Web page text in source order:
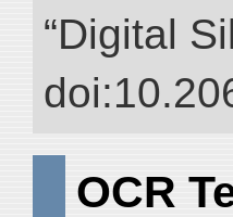
“Digital
OCR